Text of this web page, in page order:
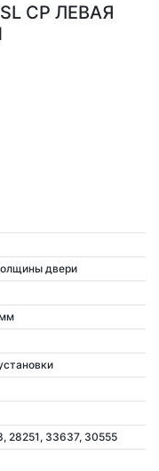
CP ЛЕВАЯ
двери
28251, 33637, 30555